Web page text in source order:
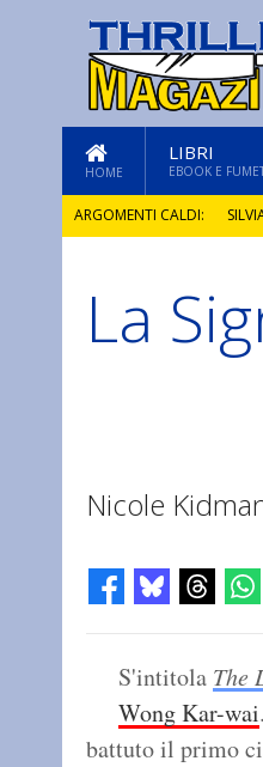
HOME
LIBRI
EBOOK E
ARGOMENTI CALDI:
GLI ANNI DI PIETRA
La
Nicole
S'intitola The
Wong Kar-wai
battuto il primo